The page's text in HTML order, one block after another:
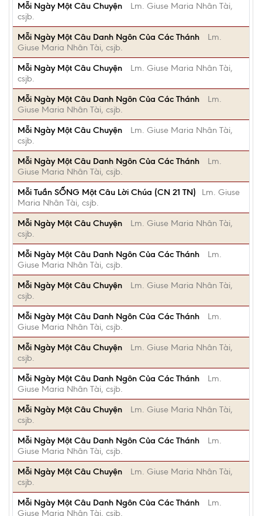
Mỗi Ngày Một Câu Chuyện
Lm. Giuse Maria Nhân Tài,
csjb.
Mỗi Ngày Một Câu Danh Ngôn Của Các Thánh
Lm.
Giuse Maria Nhân Tài, csjb.
Mỗi Ngày Một Câu Chuyện
Lm. Giuse Maria Nhân Tài,
csjb.
Mỗi Ngày Một Câu Danh Ngôn Của Các Thánh
Lm.
Giuse Maria Nhân Tài, csjb.
Mỗi Ngày Một Câu Chuyện
Lm. Giuse Maria Nhân Tài,
csjb.
Mỗi Ngày Một Câu Danh Ngôn Của Các Thánh
Lm.
Giuse Maria Nhân Tài, csjb.
Mỗi Tuần SỐNG Một Câu Lời Chúa (CN 21 TN)
Lm. Giuse
Maria Nhân Tài, csjb.
Mỗi Ngày Một Câu Chuyện
Lm. Giuse Maria Nhân Tài,
csjb.
Mỗi Ngày Một Câu Danh Ngôn Của Các Thánh
Lm.
Giuse Maria Nhân Tài, csjb.
Mỗi Ngày Một Câu Chuyện
Lm. Giuse Maria Nhân Tài,
csjb.
Mỗi Ngày Một Câu Danh Ngôn Của Các Thánh
Lm.
Giuse Maria Nhân Tài, csjb.
Mỗi Ngày Một Câu Chuyện
Lm. Giuse Maria Nhân Tài,
csjb.
Mỗi Ngày Một Câu Danh Ngôn Của Các Thánh
Lm.
Giuse Maria Nhân Tài, csjb.
Mỗi Ngày Một Câu Chuyện
Lm. Giuse Maria Nhân Tài,
csjb.
Mỗi Ngày Một Câu Danh Ngôn Của Các Thánh
Lm.
Giuse Maria Nhân Tài, csjb.
Mỗi Ngày Một Câu Chuyện
Lm. Giuse Maria Nhân Tài,
csjb.
Mỗi Ngày Một Câu Danh Ngôn Của Các Thánh
Lm.
Giuse Maria Nhân Tài, csjb.